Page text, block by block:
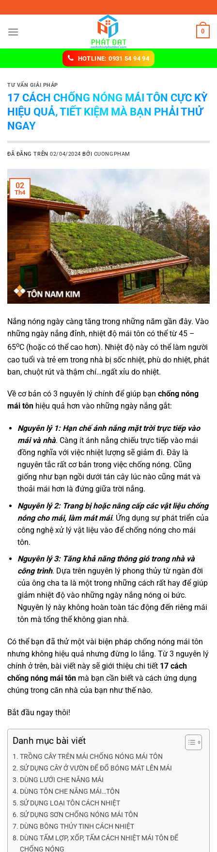
đến
nội
0
HOTLINE: 0931 54 94 94
TƯ VẤN GIẢI PHÁP
17 CÁCH CHỐNG NÓNG MÁI TÔN CỰC KỲ
HIỆU QUẢ, TIẾT KIỆM MÀ BẠN PHẢI THỬ
NGAY
ĐÃ ĐĂNG TRÊN02/04/2024 BỞI CUONGPHAM
02
Th4
Nắng nóng ngày càng tăng trong những năm gần đây. Vào
những ngày nắng đỉnh, nhiệt độ mái tôn có thể từ 45 –
65oC (hoặc có thể cao hơn). Nhiệt độ này có thể làm người
cao tuổi và trẻ em trong nhà bị sốc nhiệt, phù do nhiệt, phát
ban, chuột rút và thậm chí…ngất xỉu do nhiệt.
Về cơ bản có 3 nguyên lý chính để giúp bạn chống nóng
mái tôn hiệu quả hơn vào những ngày nắng gắt:
Nguyên lý 1: Hạn chế ánh nắng mặt trời trực tiếp vào
mái và nhà. Càng ít ánh nắng chiếu trực tiếp vào mái
đồng nghĩa với việc nhiệt lượng sẽ giảm đi. Đây là
nguyên tắc rất cơ bản trong việc chống nóng. Cũng
giống như bạn ngồi dưới tán cây lúc nào cũng mát và
thoải mái hơn là đứng giữa trời nắng.
Nguyên lý 2: Trang bị hoặc nâng cấp các vật liệu chống
nóng cho mái, làm mát mái. Ứng dụng sự phát triển của
công nghệ xử lý vật liệu vào để chống nóng cho mái
tôn.
Nguyên lý 3: Tăng khả năng thông gió trong nhà và
công trình. Dựa trên nguyên lý phong thủy từ ngàn đời
của ông cha ta là một trong những cách rất hay để giúp
giảm nhiệt độ vào những ngày nắng nóng oi bức.
Nguyên lý này không hoàn toàn tác động đến riêng mái
tôn mà tổng thể không gian nhà.
Có thể bạn đã thử một vài biện pháp chống nóng mái tôn
nhưng không hiệu quả nhưng đừng lo lắng. Từ 3 nguyên lý
chính ở trên, bài viết này sẽ giới thiệu chi tiết 17 cách
chống nóng mái tôn mà bạn cần biết và cách ứng dụng
chúng trong căn nhà của bạn như thế nào.
Bắt đầu ngay thôi!
Danh mục bài viết
TRỒNG CÂY TRÊN MÁI CHỐNG NÓNG MÁI TÔN
SỬ DỤNG CÂY Ở VƯỜN ĐỂ ĐỔ BÓNG MÁT LÊN MÁI
DÙNG LƯỚI CHE NẮNG MÁI
DÙNG TÔN CHE NẮNG MÁI…TÔN
SỬ DỤNG LOẠI TÔN CÁCH NHIỆT
SỬ DỤNG SƠN CHỐNG NÓNG MÁI TÔN
DÙNG BÔNG THỦY TINH CÁCH NHIỆT
DÙNG TẤM LỢP, XỐP, TẤM CÁCH NHIỆT MÁI TÔN ĐỂ
CHỐNG NÓNG